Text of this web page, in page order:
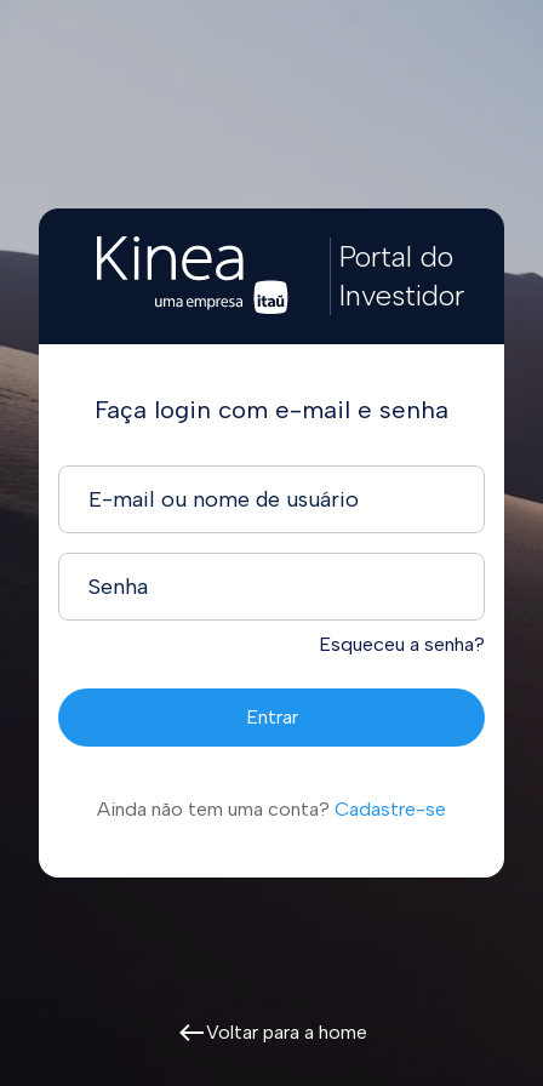
Portal do
Investidor
Faça login com e-mail e senha
E-mail ou nome de usuário
Senha
Esqueceu a senha?
Ainda não tem uma conta? Cadastre-se
Voltar para a home